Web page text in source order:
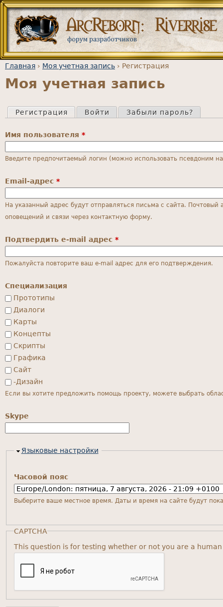
Jump to navigation
Вы здесь
Главная › Моя учетная запись › Регистрация
Моя учетная запись
Главные вкладки
Регистрация (активная вкладка)
Войти Забыли пароль?
Имя пользователя *
Введите предпочитаемый логин (можно использовать псевдоним
Email-адрес *
На указанный адрес будут отправляться письма с сайта.
оповещений и связи через контактную форму.
Подтвердить e-mail адрес *
Пожалуйста повторите ваш e-mail адрес для его подтверждения.
Специализация
Прототипы
Диалоги
Карты
Концепты
Скрипты
Графика
Сайт
-Дизайн
Если вы хотите предложить помощь проекту, можете выбрать
Skype
Скрыть
Языковые настройки
Часовой пояс
Выберите ваше местное время. Даты и время на сайте будут
CAPTCHA
This question is for testing whether or not you are a